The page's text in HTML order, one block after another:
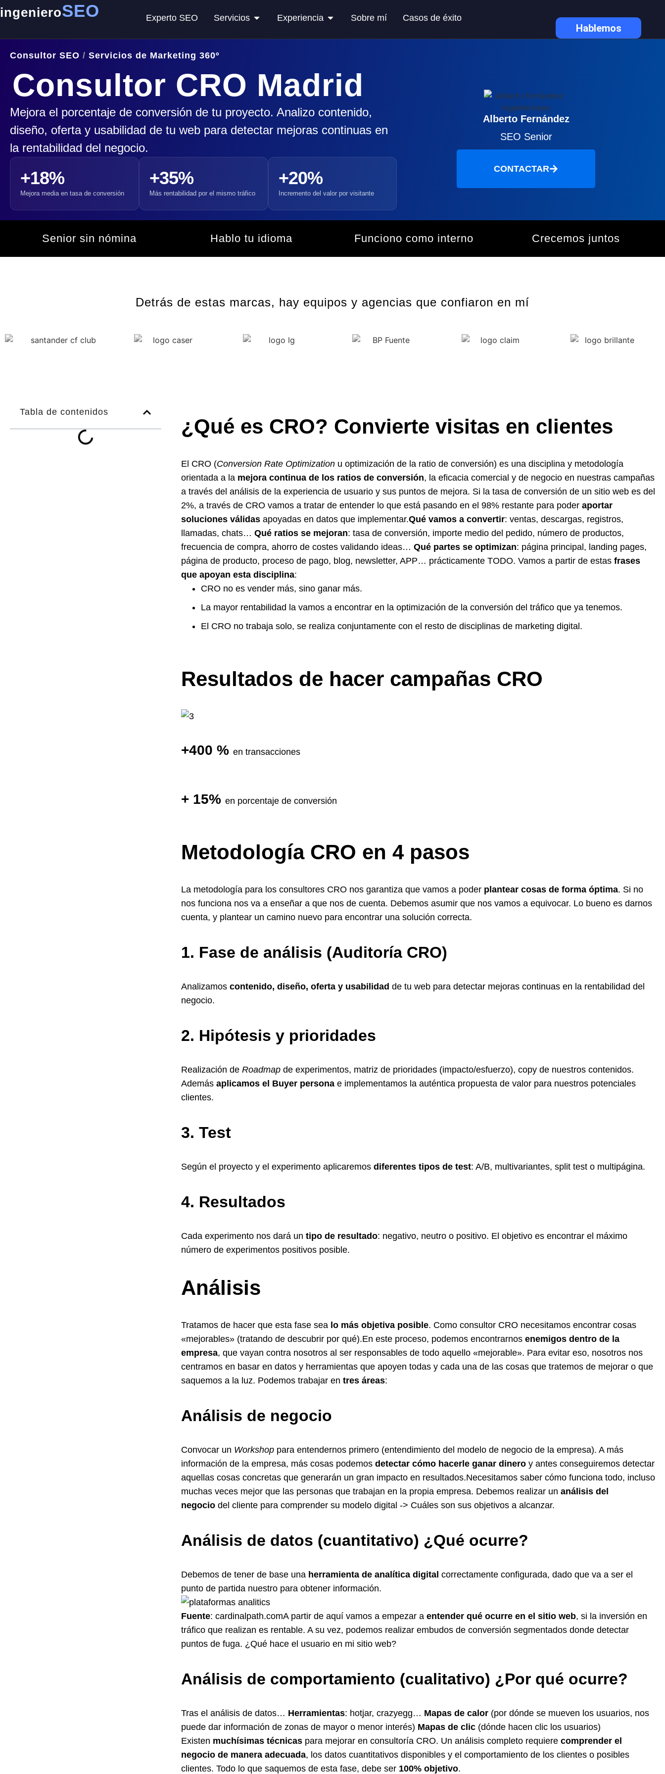
ingenieroSEO Experto SEO Servicios Experiencia Sobre mí Casos de éxito
Hablemos
Consultor SEO / Servicios de Marketing 360º
Consultor CRO Madrid
Mejora el porcentaje de conversión de tu proyecto. Analizo contenido,
diseño, oferta y usabilidad de tu web para detectar mejoras continuas en
la rentabilidad del negocio.
+18%
Mejora media en tasa de conversión
+35%
Más rentabilidad por el mismo tráfico
+20%
Incremento del valor por visitante
Alberto Fernández
SEO Senior
CONTACTAR
Senior sin nómina Hablo tu idioma Funciono como interno Crecemos juntos
Detrás de estas marcas, hay equipos y agencias que confiaron en mí
¿Qué es CRO? Convierte visitas en clientes
El CRO (Conversion Rate Optimization u optimización de la ratio de conversión) es una disciplina y metodología
orientada a la mejora continua de los ratios de conversión, la eficacia comercial y de negocio en nuestras campañas
a través del análisis de la experiencia de usuario y sus puntos de mejora. Si la tasa de conversión de un sitio web es del
2%, a través de CRO vamos a tratar de entender lo que está pasando en el 98% restante para poder aportar
soluciones válidas apoyadas en datos que implementar.Qué vamos a convertir: ventas, descargas, registros,
llamadas, chats… Qué ratios se mejoran: tasa de conversión, importe medio del pedido, número de productos,
frecuencia de compra, ahorro de costes validando ideas… Qué partes se optimizan: página principal, landing pages,
página de producto, proceso de pago, blog, newsletter, APP… prácticamente TODO. Vamos a partir de estas frases
que apoyan esta disciplina:
CRO no es vender más, sino ganar más.
La mayor rentabilidad la vamos a encontrar en la optimización de la conversión del tráfico que ya tenemos.
El CRO no trabaja solo, se realiza conjuntamente con el resto de disciplinas de marketing digital.
Resultados de hacer campañas CRO
+400 % en transacciones
+ 15% en porcentaje de conversión
Metodología CRO en 4 pasos
La metodología para los consultores CRO nos garantiza que vamos a poder plantear cosas de forma óptima. Si no
nos funciona nos va a enseñar a que nos de cuenta. Debemos asumir que nos vamos a equivocar. Lo bueno es darnos
cuenta, y plantear un camino nuevo para encontrar una solución correcta.
1. Fase de análisis (Auditoría CRO)
Analizamos contenido, diseño, oferta y usabilidad de tu web para detectar mejoras continuas en la rentabilidad del
negocio.
2. Hipótesis y prioridades
Realización de Roadmap de experimentos, matriz de prioridades (impacto/esfuerzo), copy de nuestros contenidos.
Además aplicamos el Buyer persona e implementamos la auténtica propuesta de valor para nuestros potenciales
clientes.
3. Test
Según el proyecto y el experimento aplicaremos diferentes tipos de test: A/B, multivariantes, split test o multipágina.
4. Resultados
Cada experimento nos dará un tipo de resultado: negativo, neutro o positivo. El objetivo es encontrar el máximo
número de experimentos positivos posible.
Análisis
Tratamos de hacer que esta fase sea lo más objetiva posible. Como consultor CRO necesitamos encontrar cosas
«mejorables» (tratando de descubrir por qué).En este proceso, podemos encontrarnos enemigos dentro de la
empresa, que vayan contra nosotros al ser responsables de todo aquello «mejorable». Para evitar eso, nosotros nos
centramos en basar en datos y herramientas que apoyen todas y cada una de las cosas que tratemos de mejorar o que
saquemos a la luz. Podemos trabajar en tres áreas:
Análisis de negocio
Convocar un Workshop para entendernos primero (entendimiento del modelo de negocio de la empresa). A más
información de la empresa, más cosas podemos detectar cómo hacerle ganar dinero y antes conseguiremos detectar
aquellas cosas concretas que generarán un gran impacto en resultados.Necesitamos saber cómo funciona todo, incluso
muchas veces mejor que las personas que trabajan en la propia empresa. Debemos realizar un análisis del
negocio del cliente para comprender su modelo digital -> Cuáles son sus objetivos a alcanzar.
Análisis de datos (cuantitativo) ¿Qué ocurre?
Debemos de tener de base una herramienta de analítica digital correctamente configurada, dado que va a ser el
punto de partida nuestro para obtener información.
Fuente: cardinalpath.comA partir de aquí vamos a empezar a entender qué ocurre en el sitio web, si la inversión en
tráfico que realizan es rentable. A su vez, podemos realizar embudos de conversión segmentados donde detectar
puntos de fuga. ¿Qué hace el usuario en mi sitio web?
Análisis de comportamiento (cualitativo) ¿Por qué ocurre?
Tras el análisis de datos… Herramientas: hotjar, crazyegg… Mapas de calor (por dónde se mueven los usuarios, nos
puede dar información de zonas de mayor o menor interés) Mapas de clic (dónde hacen clic los usuarios)
Existen muchísimas técnicas para mejorar en consultoría CRO. Un análisis completo requiere comprender el
negocio de manera adecuada, los datos cuantitativos disponibles y el comportamiento de los clientes o posibles
clientes. Todo lo que saquemos de esta fase, debe ser 100% objetivo.
Tabla de contenidos